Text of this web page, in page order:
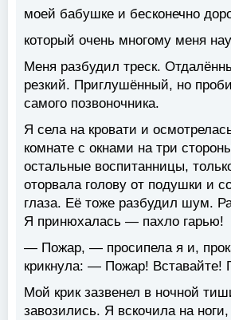
моей бабушке и бесконечно
который очень многому меня
Меня разбудил треск.
резкий. Приглушённый, но
самого позвоночника.
Я села на кровати и
комнате с окнами на три
остальные воспитанницы,
оторвала голову от подушки и
глаза. Её тоже разбудил шум.
Я принюхалась — пахло гарью!
— Пожар, — просипела я и,
крикнула: — Пожар! Вставайте!
Мой крик зазвенел в ночной
завозились. Я вскочила на